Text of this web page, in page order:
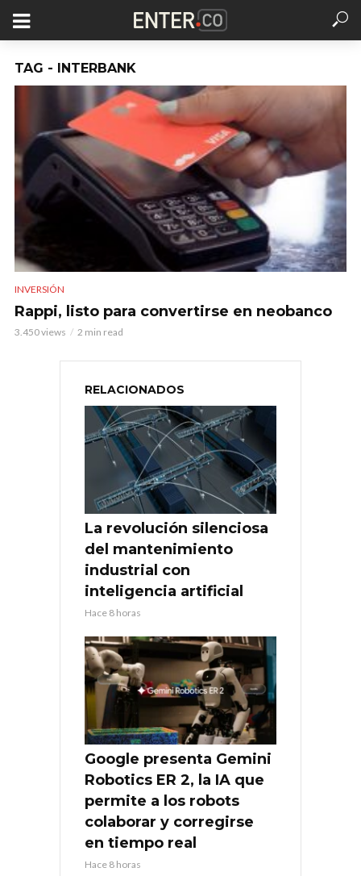
TAG - INTERBANK
INVERSIÓN
Rappi, listo para convertirse en neobanco
3.450 views 2 min read
RELACIONADOS
La revolución silenciosa
del mantenimiento
industrial con
inteligencia artificial
Hace 8 horas
Google presenta Gemini
Robotics ER 2, la IA que
permite a los robots
colaborar y corregirse
en tiempo real
Hace 8 horas